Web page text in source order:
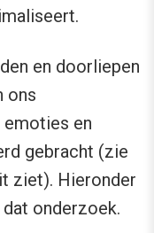
en doorliepen
ons
emoties en
gebracht (zie
ziet). Hieronder
onderzoek.